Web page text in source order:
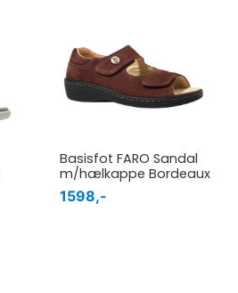
Basisfot FARO Sandal
m/hælkappe Bordeaux
1598,-